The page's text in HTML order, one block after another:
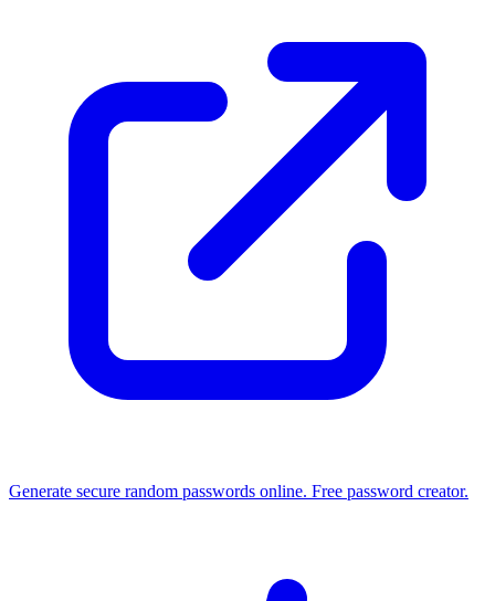
Generate secure random passwords online. Free password creator.